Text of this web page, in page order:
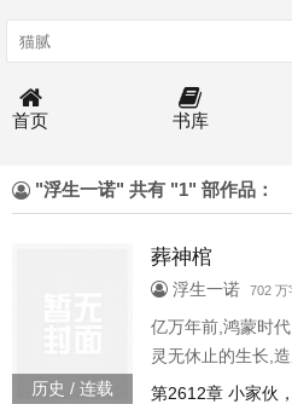
首页 书库
"浮生一诺" 共有 "1" 部作品：
历史 / 连载
葬神棺
浮生一诺 702
亿万年前,鸿蒙时
灵无休止的生长,
蒙为气,黑洞为口,
第2612章 小家伙